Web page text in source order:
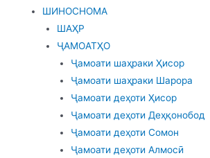
ШИНОСНОМА
ШАҲР
ҶАМОАТҲО
Ҷамоати шаҳраки Ҳисор
Ҷамоати шаҳраки Шарора
Ҷамоати деҳоти Ҳисор
Ҷамоати деҳоти Деҳқонобод
Ҷамоати деҳоти Сомон
Ҷамоати деҳоти Алмосӣ